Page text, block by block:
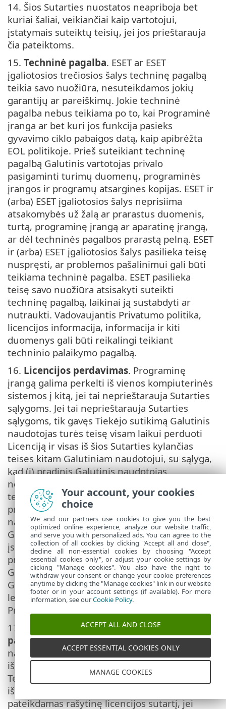
14. Šios Sutarties nuostatos neapriboja bet
kuriai šaliai, veikiančiai kaip vartotojui,
įstatymais suteiktų teisių, jei jos prieštarauja
čia pateiktoms.
15. Techninė pagalba. ESET ar ESET
įgaliotosios trečiosios šalys techninę pagalbą
teikia savo nuožiūra, nesuteikdamos jokių
garantijų ar pareiškimų. Jokie techninė
pagalba nebus teikiama po to, kai Programinė
įranga ar bet kuri jos funkcija pasieks
gyvavimo ciklo pabaigos datą, kaip apibrėžta
EOL politikoje. Prieš suteikiant techninę
pagalbą Galutinis vartotojas privalo
pasigaminti turimų duomenų, programinės
įrangos ir programų atsargines kopijas. ESET ir
(arba) ESET įgaliotosios šalys neprisiima
atsakomybės už žalą ar prarastus duomenis,
turtą, programinę įrangą ar aparatinę įrangą,
ar dėl techninės pagalbos prarastą pelną. ESET
ir (arba) ESET įgaliotosios šalys pasilieka teisę
nuspręsti, ar problemos pašalinimui gali būti
teikiama techninė pagalba. ESET pasilieka
teisę savo nuožiūra atsisakyti suteikti
techninę pagalbą, laikinai ją sustabdyti ar
nutraukti. Vadovaujantis Privatumo politika,
licencijos informacija, informacija ir kiti
duomenys gali būti reikalingi teikiant
techninio palaikymo pagalbą.
16. Licencijos perdavimas. Programinę
įrangą galima perkelti iš vienos kompiuterinės
sistemos į kitą, jei tai neprieštarauja Sutarties
sąlygoms. Jei tai neprieštarauja Sutarties
sąlygoms, tik gavęs Tiekėjo sutikimą Galutinis
naudotojas turės teisę visam laikui perduoti
Licenciją ir visas iš šios Sutarties kylančias
teises kitam Galutiniam naudotojui, su sąlyga,
kad (i) pradinis Galutinis naudotojas
nepasiliko Programinės įrangos kopijų; (ii)
teisių perdavimas vykdomas tiesiogiai, t. y.
pradinis Galutinis naudotojas jas perduoda
naujajam Galutiniam naudotojui; (iii) naujasis
Galutinis naudotojas prisiims visas teises ir
įsipareigojimus, pagal Sutartį priklausančius
pradiniam Galutiniam naudotojui; (iv) pradinis
Galutinis naudotojas pateiks naujajam
Galutiniam naudotojui dokumentus,
leidžiančius įsitikinti 17 straipsnyje nurodytos
Programinės įrangos autentiškumu.
17.
Programinės įrangos autentiškumo
patikrinimas.Galutinis vartotojas teisę
naudotis Programine įranga gali įrodyti vienu
iš toliau pateikiamų būdų: (i) pateikdamas
Teikėjo ar Teikėjo paskirtos trečiosios šalies
išduotą licencijos pažymėjimą; (ii)
pateikdamas rašytinę licencijos sutartį, jei
Your account, your cookies
choice
We and our partners use cookies to give you the best
optimized online experience, analyze our website traffic,
and serve you with personalized ads. You can agree to the
collection of all cookies by clicking "Accept all and close",
decline all non-essential cookies by choosing "Accept
essential cookies only", or adjust your cookie settings by
clicking "Manage cookies". You also have the right to
withdraw your consent or change your cookie preferences
anytime by clicking the "Manage cookies" link in our website
footer or in your account settings (if available). For more
information, see ourCookie Policy.
ACCEPT ALL AND CLOSE
ACCEPT ESSENTIAL COOKIES ONLY
MANAGE COOKIES